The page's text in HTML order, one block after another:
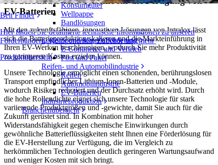
Belt Finder
Hier finden Sie detaillierte technische Informationen zu unseren
Förderbändern, Komponenten, Zubehör und mehr
Produktübersicht
Konsumgüter
Wellpappe
Bandlösungen
Logistik und Materialförderung
E-Commerce und Vertrieb
Post und Paket
Reifen- und Automobilindustrie
Reifen
Automobilindustrie
EV-Batterien
Industrieproduktion
Branchenübersicht
EV-Batterien
Mit den zukunftsfähigen, innovativen Lösungen von Intralox lässt
sich die Batterieproduktion skalieren und die Markteinführung in
Ihren EV-Werken beschleunigen, wodurch Sie mehr Produktivität
zu geringeren Kosten erzielen können.
Unsere Technologie ermöglicht einen schonenden, berührungslosen
Transport empfindlicher Lithium-Ionen-Batterien und -Module,
wodurch Risiken reduziert und der Durchsatz erhöht wird. Durch
die hohe Rollendichte eignet sich unsere Technologie für stark
variierende Produktgrößen und -gewichte, damit Sie auch für die
Zukunft gerüstet sind. In Kombination mit hoher
Widerstandsfähigkeit gegen chemische Einwirkungen durch
gewöhnliche Batterieflüssigkeiten steht Ihnen eine Förderlösung für
die EV-Herstellung zur Verfügung, die im Vergleich zu
herkömmlichen Technologien deutlich geringeren Wartungsaufwand
und weniger Kosten mit sich bringt.